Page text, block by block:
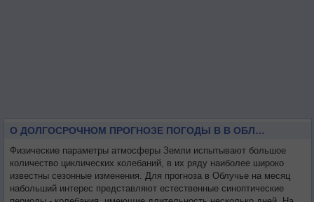
О ДОЛГОСРОЧНОМ ПРОГНОЗЕ ПОГОДЫ В В ОБЛУЧЬЕ НА МЕСЯЦ
Физические параметры атмосферы Земли испытывают большое
количество циклических колебаний, в их ряду наиболее широко
известны сезонные изменения. Для прогноза в Облучье на месяц
набольший интерес представляют естественные синоптические